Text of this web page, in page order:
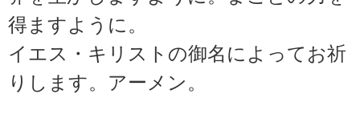
得ますように。
イエス・キリストの御名によってお祈
りします。アーメン。